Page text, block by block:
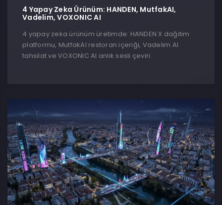
4 Yapay Zeka Ürünüm: HANDEN, MutfakAI,
Vadelim, VOXONIC AI
4 yapay zeka ürünüm üretimde: HANDEN X dağıtım
platformu, MutfakAI restoran içeriği, Vadelim AI
tahsilat ve VOXONIC AI anlık sesli çeviri.